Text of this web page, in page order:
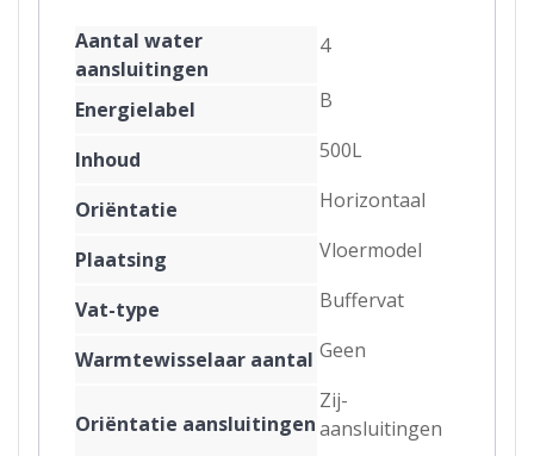
Aantal water
aansluitingen
4
Energielabel B
Inhoud 500L
Oriëntatie Horizontaal
Plaatsing Vloermodel
Vat-type Buffervat
Warmtewisselaar aantal Geen
Oriëntatie aansluitingen
Zij-
aansluitingen